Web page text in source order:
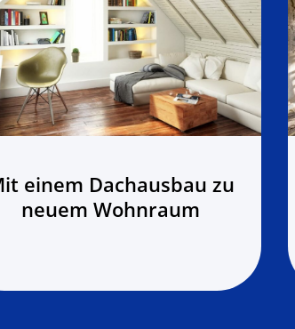
einem Dachausbau zu
neuem Wohnraum